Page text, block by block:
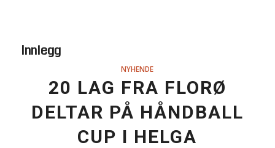
Innlegg
NYHENDE
20 LAG FRA FLORØ
DELTAR PÅ HÅNDBALL
CUP I HELGA